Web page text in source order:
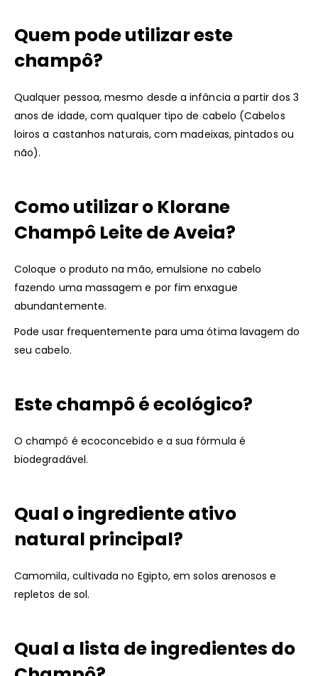
Quem pode utilizar este
champô?
Qualquer pessoa, mesmo desde a infância a partir dos 3
anos de idade, com qualquer tipo de cabelo (Cabelos
loiros a castanhos naturais, com madeixas, pintados ou
não).
Como utilizar o Klorane
Champô Leite de Aveia?
Coloque o produto na mão, emulsione no cabelo
fazendo uma massagem e por fim enxague
abundantemente.
Pode usar frequentemente para uma ótima lavagem do
seu cabelo.
Este champô é ecológico?
O champô é ecoconcebido e a sua fórmula é
biodegradável.
Qual o ingrediente ativo
natural principal?
Camomila, cultivada no Egipto, em solos arenosos e
repletos de sol.
Qual a lista de ingredientes do